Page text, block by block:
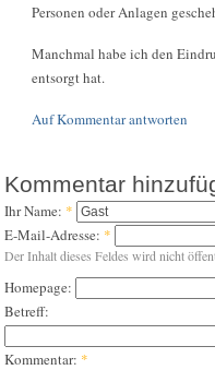
Personen oder Anlagen
Manchmal habe ich den
entsorgt hat.
Auf Kommentar antworten
Kommentar
Ihr Name: *
E-Mail-Adresse: *
Der Inhalt dieses Feldes wird nicht
Homepage:
Betreff:
Kommentar: *